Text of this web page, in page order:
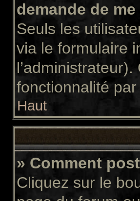
demande de
Seuls les
via le formulaire
fonctionnalité
Haut
» Comment
Cliquez sur le